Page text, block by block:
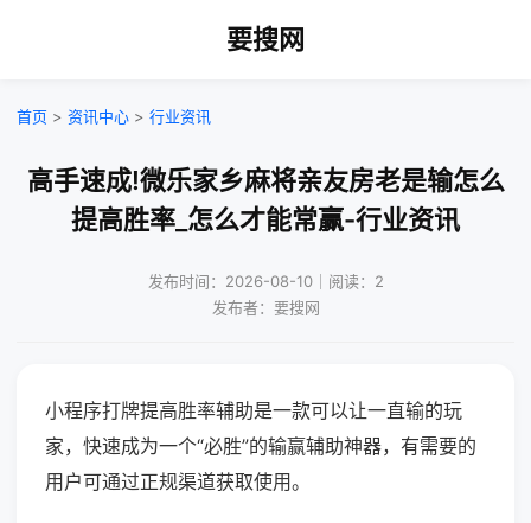
要搜网
首页 > 资讯中心 > 行业资讯
高手速成!微乐家乡麻将亲友房老是输怎么
提高胜率_怎么才能常赢-行业资讯
发布时间：2026-08-10｜阅读：2
发布者：要搜网
小程序打牌提高胜率辅助是一款可以让一直输的玩
家，快速成为一个“必胜”的输赢辅助神器，有需要的
用户可通过正规渠道获取使用。